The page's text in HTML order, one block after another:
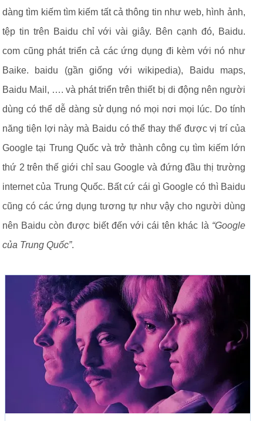
dàng tìm kiếm tìm kiếm tất cả thông tin như web, hình ảnh,
tệp tin trên Baidu chỉ với vài giây. Bên cạnh đó, Baidu.
com cũng phát triển cả các ứng dụng đi kèm với nó như
Baike. baidu (gần giống với wikipedia), Baidu maps,
Baidu Mail, …. và phát triển trên thiết bị di động nên người
dùng có thể dễ dàng sử dụng nó mọi nơi mọi lúc. Do tính
năng tiện lợi này mà Baidu có thể thay thế được vị trí của
Google tại Trung Quốc và trở thành công cụ tìm kiếm lớn
thứ 2 trên thế giới chỉ sau Google và đứng đầu thị trường
internet của Trung Quốc. Bất cứ cái gì Google có thì Baidu
cũng có các ứng dụng tương tự như vậy cho người dùng
nên Baidu còn được biết đến với cái tên khác là “Google
của Trung Quốc”.